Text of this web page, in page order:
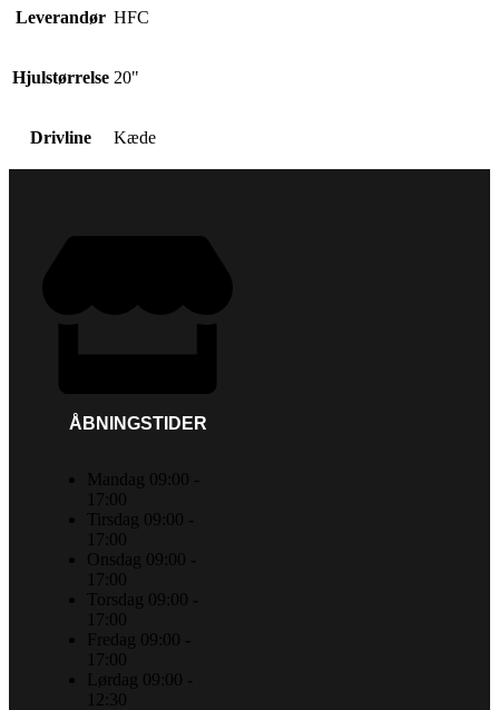
Leverandør HFC
Hjulstørrelse 20"
Drivline Kæde
ÅBNINGSTIDER
Mandag 09:00 -
17:00
Tirsdag 09:00 -
17:00
Onsdag 09:00 -
17:00
Torsdag 09:00 -
17:00
Fredag 09:00 -
17:00
Lørdag 09:00 -
12:30